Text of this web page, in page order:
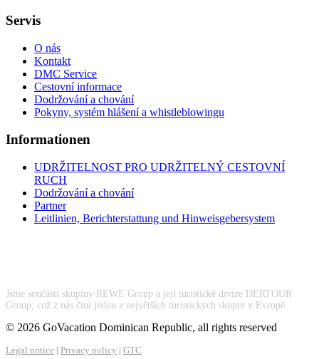
Servis
O nás
Kontakt
DMC Service
Cestovní informace
Dodržování a chování
Pokyny, systém hlášení a whistleblowingu
Informationen
UDRŽITELNOST PRO UDRŽITELNÝ CESTOVNÍ
RUCH
Dodržování a chování
Partner
Leitlinien, Berichterstattung und Hinweisgebersystem
Jsme součástí skupiny REWE Group a její turistické divize DERTOUR
Group, což z nás činí jednu z největších turistických skupin v Evropě.
© 2026 GoVacation Dominican Republic, all rights reserved
Legal notice | Privacy policy | GTC